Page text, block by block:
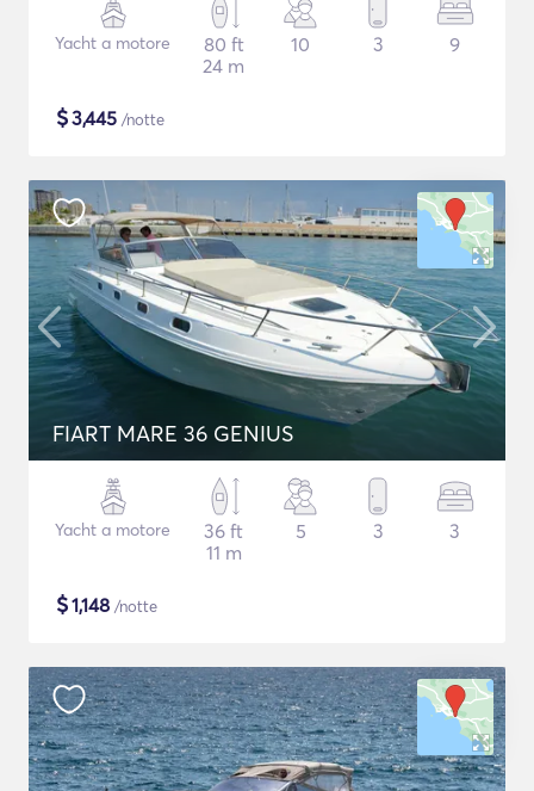
Yacht a motore
80 ft
24 m
10 3 9
$3,445 /notte
FIART MARE 36 GENIUS
Yacht a motore
36 ft
11 m
5 3 3
$1,148 /notte